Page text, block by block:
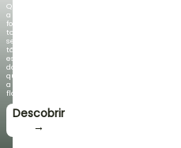
Quando
a
folhagem
torna-
se
tão
espetacular
do
que
a
floração!
Descobrir
→